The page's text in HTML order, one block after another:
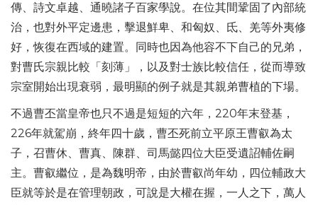
傳、詩文卓越、通曉諸子百家學說。在位其間鞏固了內部統
治，也對外平定邊患，擊退鮮卑、和匈奴、氐、羌等外夷修
好，恢復在西域的建置。同時也因為他容不下自己的兄弟，
對曹氏宗親比較「刻薄」，以及對士族比較信任，從而導致
宗室開始出現衰弱，最明顯的例子就是其親弟曹植的下場。
不過曹丕當皇帝也只不過是短短的六年，220年末登基，
226年就駕崩，終年四十歲，曹丕死前立平原王曹叡為太
子，召曹休、曹真、陳群、司馬懿四位大臣受遺詔輔佐嗣
主。曹叡繼位，是為魏明帝，由於曹叡尚年幼，四位輔政大
臣就等於是在管理朝政，可說是大權在握，一人之下，萬人